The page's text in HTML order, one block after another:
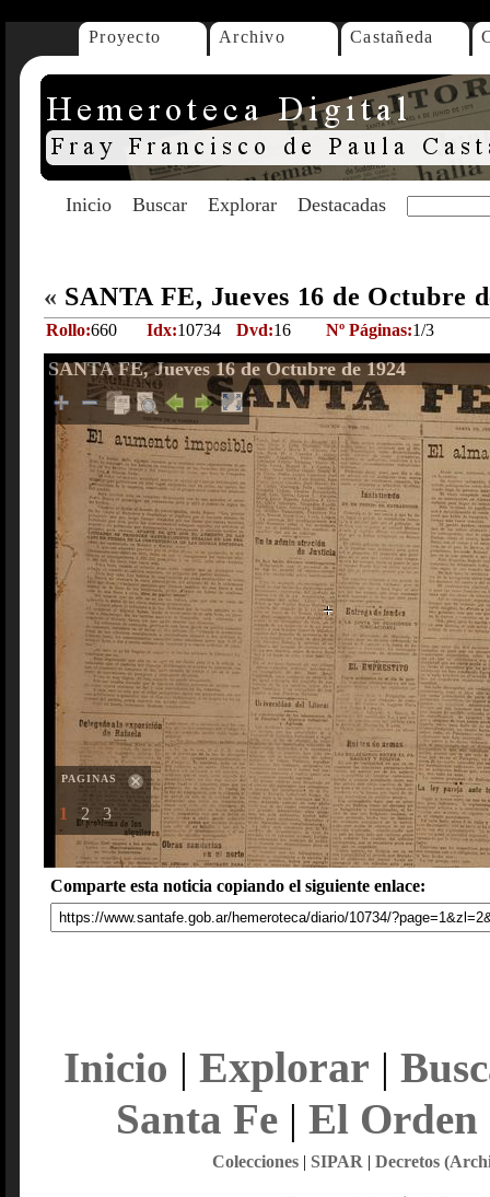
Proyecto Archivo Castañeda
Inicio Buscar Explorar Destacadas
« SANTA FE, Jueves 16 de Octubre
Rollo:660 Idx:10734 Dvd:16 Nº Páginas:1/3
SANTA FE, Jueves 16 de Octubre de 1924
PAGINAS
1 2 3
Comparte esta noticia copiando el siguiente enlace:
Inicio | Explorar |
Santa Fe| El Orden
Colecciones| SIPAR | Decretos